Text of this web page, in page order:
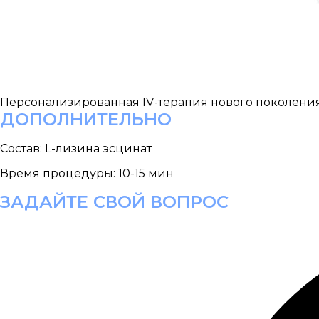
Персонализированная IV-терапия нового
ДОПОЛНИТЕЛЬНО
Состав: L-лизина эсцинат
Время процедуры: 10-15 мин
ЗАДАЙТЕ СВОЙ ВОПРОС